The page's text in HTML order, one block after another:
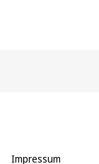
Impressum